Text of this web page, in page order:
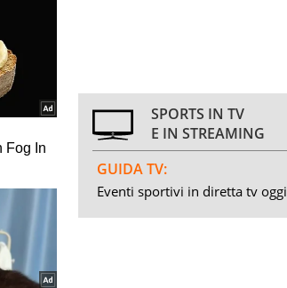
SPORTS IN TV
E IN STREAMING
GUIDA TV:
Eventi sportivi in diretta tv oggi